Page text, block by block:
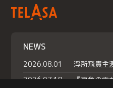
NEWS
2026.08.01
2026.07.18